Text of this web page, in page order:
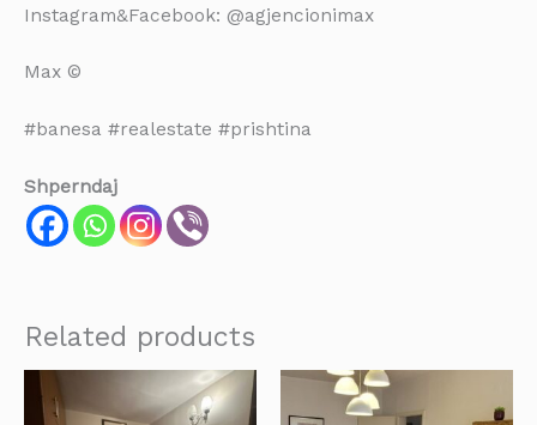
Instagram&Facebook: @agjencionimax
Max ©
#banesa #realestate #prishtina
Shperndaj
Related products